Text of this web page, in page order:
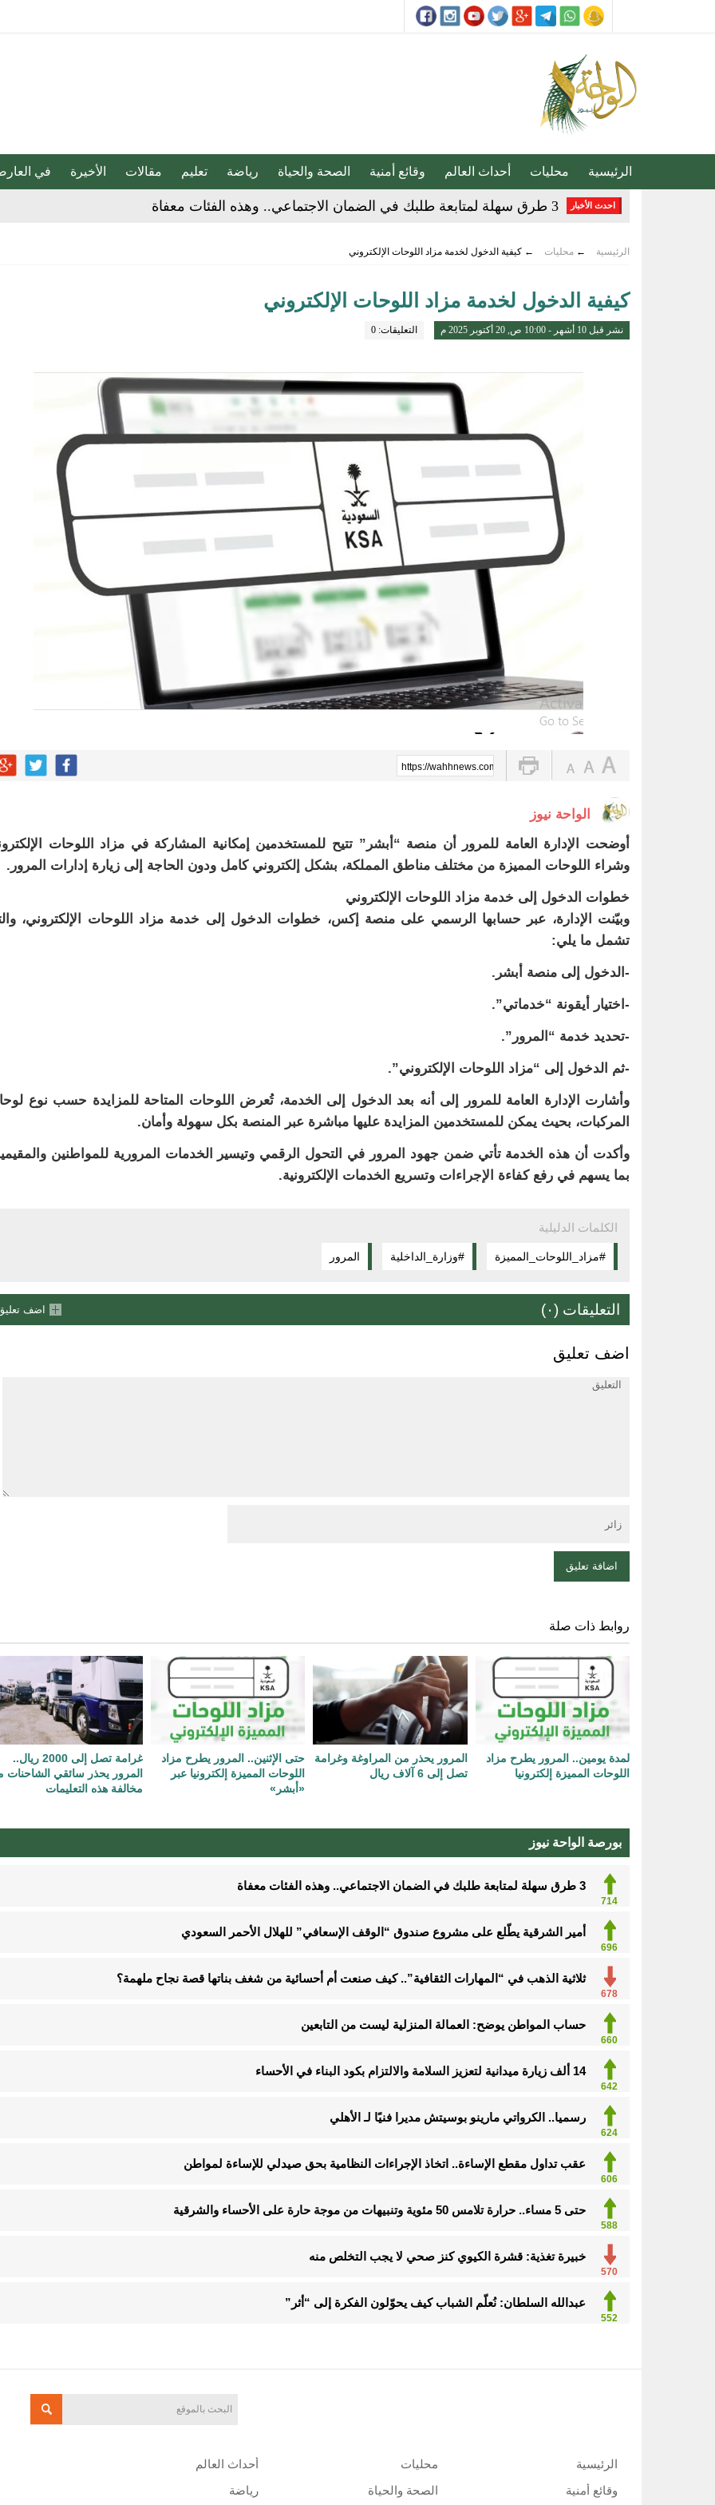
الرئيسية محليات أحداث العالم وقائع أمنية الصحة والحياة رياضة تعليم مقالات الأخيرة في
احدث الأخبار
3 طرق سهلة لمتابعة طلبك في الضمان الاجتماعي.. وهذه الفئات معفاة
خبيرة تغذية: قشرة الكيوي كنز صحي لا يجب التخلص منه
14 ألف زيارة ميدانية لتعزيز السلامة والالتزام بكود البناء في الأحساء
أمير الشرقية يطّلع على مشروع صندوق “الوقف الإسعافي” للهلال الأحمر السعودي
رسميا.. الكرواتي مارينو بوسيتش مديرا فنيًا لـ الأهلي
عقب تداول مقطع الإساءة.. اتخاذ الإجراءات النظامية بحق صيدلي للإساءة لمواطن
حتى 5 مساء.. حرارة تلامس 50 مئوية وتنبيهات من موجة حارة على الأحساء والشرقية
سلاح طبيعي ضد جلطات القلب.. كيف تحميك حفنة مكسرات 5 مرات أسبوعيا؟
كنز غني بالبروتين وقليل السعرات.. 6 فوائد صحية مذهلة لتناول الروبيان
ثلاثية الذهب في “المهارات الثقافية”.. كيف صنعت أم أحسائية من شغف بناتها قصة نجاح ملهمة؟
الرئيسية ← محليات ← كيفية الدخول لخدمة مزاد اللوحات الإلكتروني
كيفية الدخول لخدمة مزاد اللوحات الإلكتروني
نشر قبل 10 أشهر - 10:00 ص, 20 أكتوبر 2025 م التعليقات: 0
https://wahhnews.com/?p=88270
الواحة نيوز
أوضحت الإدارة العامة للمرور أن منصة “أبشر” تتيح للمستخدمين إمكانية المشاركة في مزاد اللوحات
وشراء اللوحات المميزة من مختلف مناطق المملكة، بشكل إلكتروني كامل ودون الحاجة إلى زيارة إدارات المرور.
خطوات الدخول إلى خدمة مزاد اللوحات الإلكتروني
وبيّنت الإدارة، عبر حسابها الرسمي على منصة إكس، خطوات الدخول إلى خدمة مزاد اللوحات الإلكتروني،
تشمل ما يلي:
-الدخول إلى منصة أبشر.
-اختيار أيقونة “خدماتي”.
-تحديد خدمة “المرور”.
-ثم الدخول إلى “مزاد اللوحات الإلكتروني”.
وأشارت الإدارة العامة للمرور إلى أنه بعد الدخول إلى الخدمة، تُعرض اللوحات المتاحة للمزايدة حسب نوع
المركبات، بحيث يمكن للمستخدمين المزايدة عليها مباشرة عبر المنصة بكل سهولة وأمان.
وأكدت أن هذه الخدمة تأتي ضمن جهود المرور في التحول الرقمي وتيسير الخدمات المرورية للمواطنين
بما يسهم في رفع كفاءة الإجراءات وتسريع الخدمات الإلكترونية.
الكلمات الدليلية
#مزاد_اللوحات_المميزة #وزارة_الداخلية المرور
التعليقات (٠) اضف
اضف تعليق
روابط ذات صلة
لمدة يومين.. المرور يطرح مزاد
اللوحات المميزة إلكترونيا
المرور يحذر من المراوغة وغرامة
تصل إلى 6 آلاف ريال
حتى الإثنين.. المرور يطرح مزاد
اللوحات المميزة إلكترونيا عبر
«أبشر»
غرامة تصل إلى 2000 ريال..
المرور يحذر سائقي الشاحنات
مخالفة هذه التعليمات
بورصة الواحة نيوز
714
3 طرق سهلة لمتابعة طلبك في الضمان الاجتماعي.. وهذه الفئات معفاة
696
أمير الشرقية يطّلع على مشروع صندوق “الوقف الإسعافي” للهلال الأحمر السعودي
678
ثلاثية الذهب في “المهارات الثقافية”.. كيف صنعت أم أحسائية من شغف بناتها قصة نجاح ملهمة؟
660
حساب المواطن يوضح: العمالة المنزلية ليست من التابعين
642
14 ألف زيارة ميدانية لتعزيز السلامة والالتزام بكود البناء في الأحساء
624
رسميا.. الكرواتي مارينو بوسيتش مديرا فنيًا لـ الأهلي
606
عقب تداول مقطع الإساءة.. اتخاذ الإجراءات النظامية بحق صيدلي للإساءة لمواطن
588
حتى 5 مساء.. حرارة تلامس 50 مئوية وتنبيهات من موجة حارة على الأحساء والشرقية
570
خبيرة تغذية: قشرة الكيوي كنز صحي لا يجب التخلص منه
552
عبدالله السلطان: نُعلّم الشباب كيف يحوّلون الفكرة إلى “أثر”
الرئيسية محليات أحداث العالم
وقائع أمنية الصحة والحياة رياضة